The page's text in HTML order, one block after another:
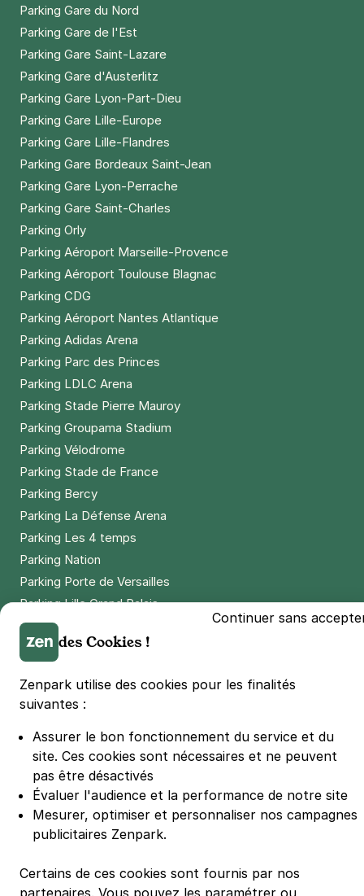
Parking Gare du Nord
Parking Gare de l'Est
Parking Gare Saint-Lazare
Parking Gare d'Austerlitz
Parking Gare Lyon-Part-Dieu
Parking Gare Lille-Europe
Parking Gare Lille-Flandres
Parking Gare Bordeaux Saint-Jean
Parking Gare Lyon-Perrache
Parking Gare Saint-Charles
Parking Orly
Parking Aéroport Marseille-Provence
Parking Aéroport Toulouse Blagnac
Parking CDG
Parking Aéroport Nantes Atlantique
Parking Adidas Arena
Parking Parc des Princes
Parking LDLC Arena
Parking Stade Pierre Mauroy
Parking Groupama Stadium
Parking Vélodrome
Parking Stade de France
Parking Bercy
Parking La Défense Arena
Parking Les 4 temps
Parking Nation
Parking Porte de Versailles
Parking Lille Grand Palais
Parking Euralille
Parking Casino Barrière Lille
🌍 Passer de 130 à 110 km/h sur autoroute réduit votre
© Zenpark 2012 - 2026 - Tous droits réservés - Fabriqué avec soin à
Rennes et Paris
Continuer sans
des Cookies !
Zenpark utilise des cookies pour les finalités
suivantes :
Assurer le bon fonctionnement du service et du
site. Ces cookies sont nécessaires et ne peuvent
pas être désactivés
Évaluer l'audience et la performance de notre site
Mesurer, optimiser et personnaliser nos campagnes
publicitaires Zenpark.
Certains de ces cookies sont fournis par nos
partenaires. Vous pouvez les paramétrer ou